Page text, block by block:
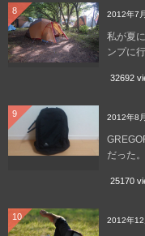
8 2012年7
私が夏
ンプに
32692
9 2012年8
だった。
25170
10 2012年12